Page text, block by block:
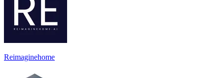
Reimaginehome